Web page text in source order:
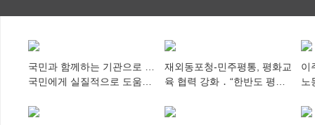
국민과 함께하는 기관으로 …
국민에게 실질적으로 도움이
재외동포청-민주평통, 평화교
육 협력 강화 ․ “한반도 평화,
다”
이
노